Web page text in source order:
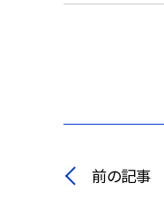
前の記事